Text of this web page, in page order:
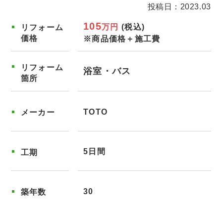
投稿日：2023.03
リフォーム
価格
105万円 (税込)
※商品価格＋施工費
リフォーム
箇所
浴室・バス
メーカー TOTO
工期 5日間
築年数 30